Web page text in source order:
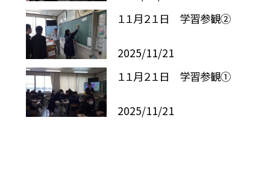
１１月２１日 学習参観②
2025/11/21
１１月２１日 学習参観①
2025/11/21